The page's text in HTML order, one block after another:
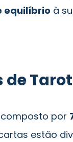
equilíbrio à
de Tarot
por
estão